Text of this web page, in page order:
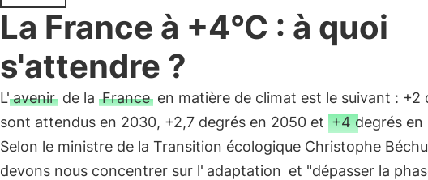
La France à +4°C : à quoi
s'attendre ?
L' avenirde la Franceen matière de climat est le suivant : +2
sont attendus en 2030, +2,7 degrés en 2050 et +4 degrés en
Selon le ministre de la Transition écologique Christophe
devons nous concentrer sur l' adaptation et "dépasser la